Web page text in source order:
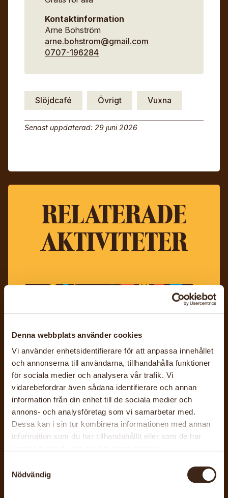
Denna webbplats använder cookies
Vi använder enhetsidentifierare för att anpassa innehållet
och annonserna till användarna, tillhandahålla funktioner
för sociala medier och analysera vår trafik. Vi
vidarebefordrar även sådana identifierare och annan
information från din enhet till de sociala medier och
annons- och analysföretag som vi samarbetar med.
Dessa kan i sin tur kombinera informationen med annan
information som du har tillhandahållit eller som de har
Nödvändig
Kontaktinformation
Arne Bohström
arne.bohstrom@gmail.com
0707-196284
Slöjdcafé Övrigt Vuxna
Senast uppdaterad: 29 juni 2026
RELATERADE
AKTIVITETER
22 aug, 2026
Medlemsfika och höstupptakt och
extra årsmöte